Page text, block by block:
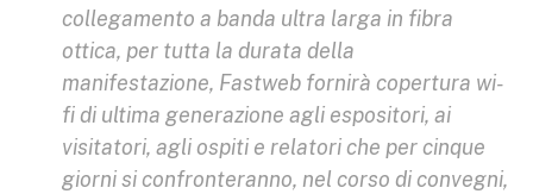
collegamento a banda ultra larga in fibra
ottica, per tutta la durata della
manifestazione, Fastweb fornirà copertura wi-
fi di ultima generazione agli espositori, ai
visitatori, agli ospiti e relatori che per cinque
giorni si confronteranno, nel corso di convegni,